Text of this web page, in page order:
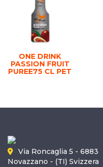
ONE DRINK
PASSION FRUIT
PUREE75 CL PET
Via Roncaglia 5 - 6883
Novazzano - (TI) Svizzera